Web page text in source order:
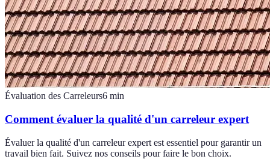
Évaluation des Carreleurs6 min
Comment évaluer la qualité d'un carreleur expert
Évaluer la qualité d'un carreleur expert est essentiel pour garantir un
travail bien fait. Suivez nos conseils pour faire le bon choix.